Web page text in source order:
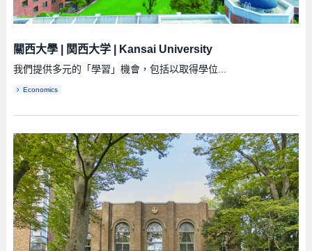
關西大學| 関西大学| Kansai University
我們提供多元的「學習」機會，包括以取得學位...
Economics